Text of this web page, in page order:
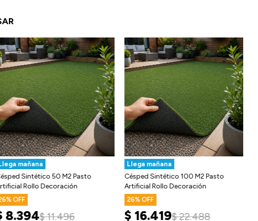
mañana
Sintético 50 M2 Pasto
Rollo Decoración
8.394$ 11.496
Llega mañana
Césped Sintético 100 M2 Pasto
Artificial Rollo Decoración
26
$ 16.419$ 22.488